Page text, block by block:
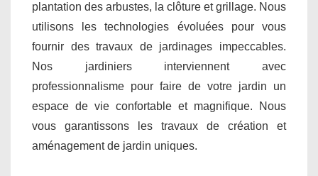
plantation des arbustes, la clôture et grillage. Nous
utilisons les technologies évoluées pour vous
fournir des travaux de jardinages impeccables.
Nos jardiniers interviennent avec
professionnalisme pour faire de votre jardin un
espace de vie confortable et magnifique. Nous
vous garantissons les travaux de création et
aménagement de jardin uniques.